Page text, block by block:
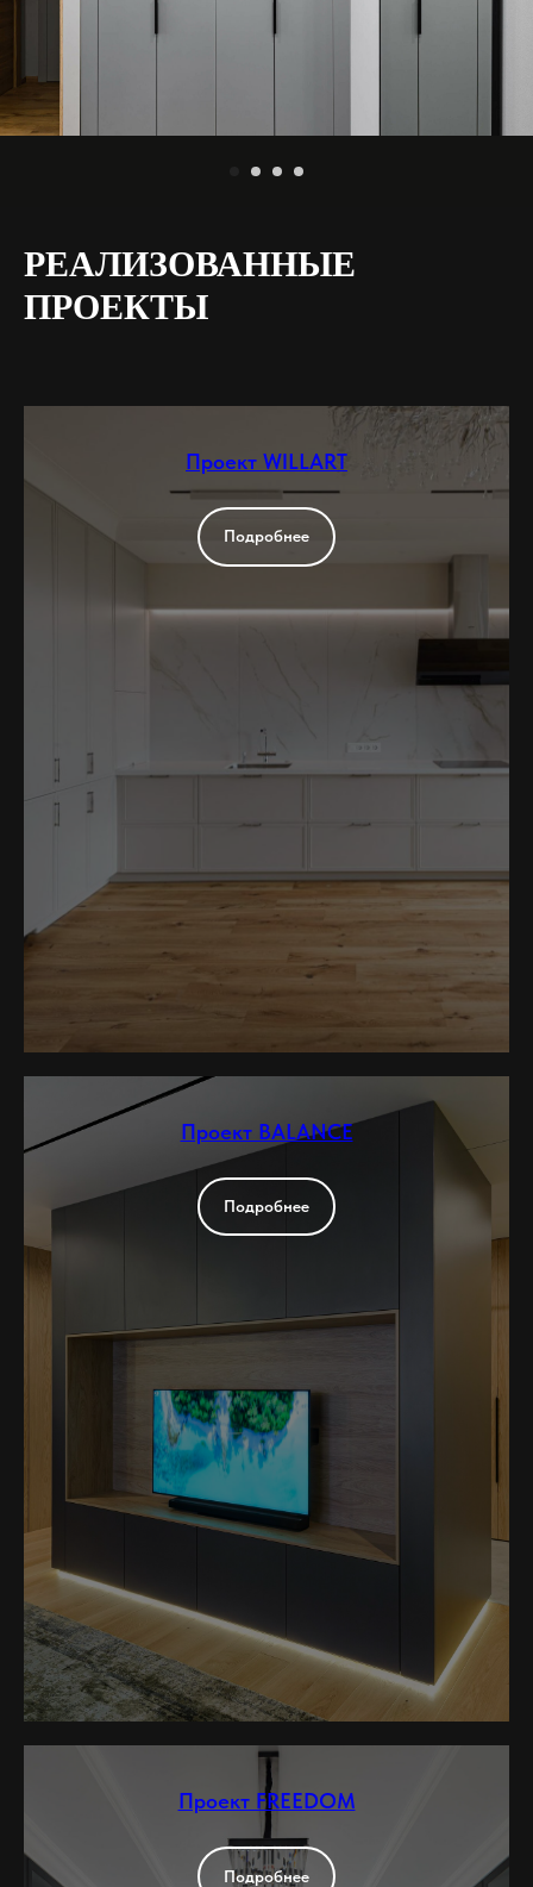
РЕАЛИЗОВАННЫЕ
ПРОЕКТЫ
Проект WILLART
Подробнее
Проект BALANCE
Подробнее
Проект FREEDOM
Подробнее